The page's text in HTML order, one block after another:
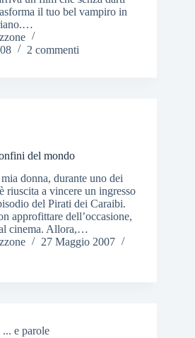
il tuo bel vampiro in
2 commenti
del mondo
donna, durante uno dei
riuscita a vincere un ingresso
del Pirati dei Caraibi.
approfittare dell’occasione,
cinema. Allora,…
27 Maggio 2007
... e parole